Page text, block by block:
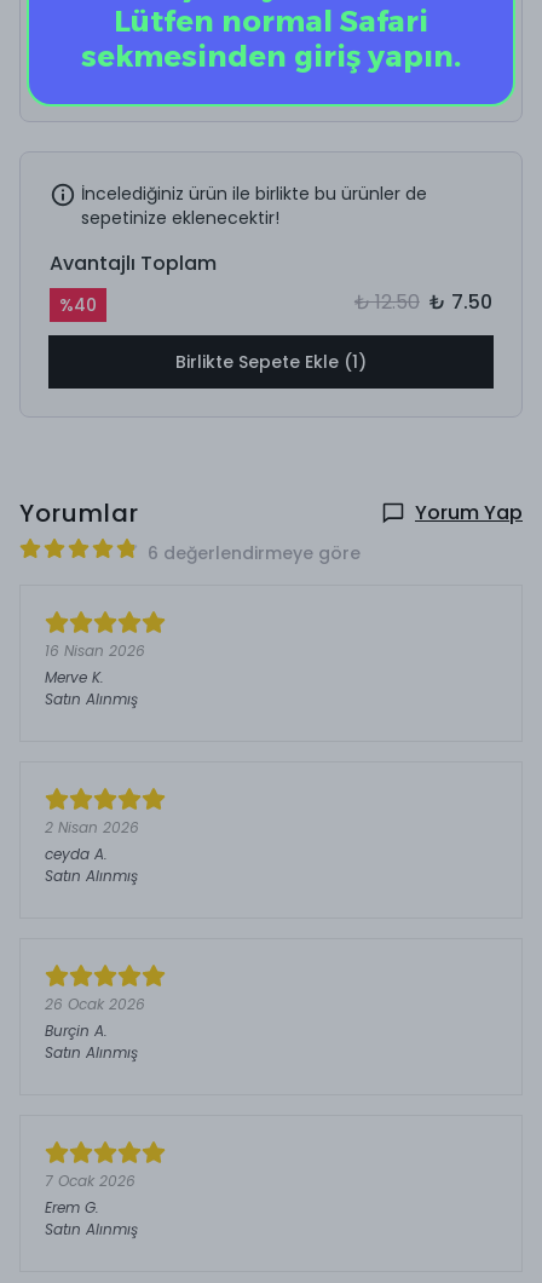
Vantuz Telefon Tutucu
İncelediğiniz ürün ile birlikte bu ürünler de
sepetinize eklenecektir!
Avantajlı Toplam
%40 ₺ 12.50 ₺ 7.50
Birlikte Sepete Ekle (1)
Yorumlar Yorum Yap
6 değerlendirmeye göre
16 Nisan 2026
Merve K.
Satın Alınmış
2 Nisan 2026
ceyda A.
Satın Alınmış
26 Ocak 2026
Burçin A.
Satın Alınmış
7 Ocak 2026
Erem G.
Satın Alınmış
Lütfen normal Safari
sekmesinden giriş yapın.